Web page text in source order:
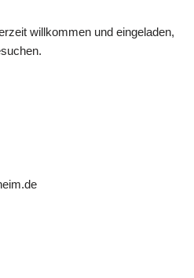
willkommen und eingeladen,